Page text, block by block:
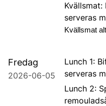
serveras
Kvällsmat
Fredag
2026-06-05
Lunch 1:
serveras
Lunch 2: